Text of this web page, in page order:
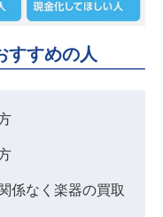
すすめの人
係なく楽器の買取